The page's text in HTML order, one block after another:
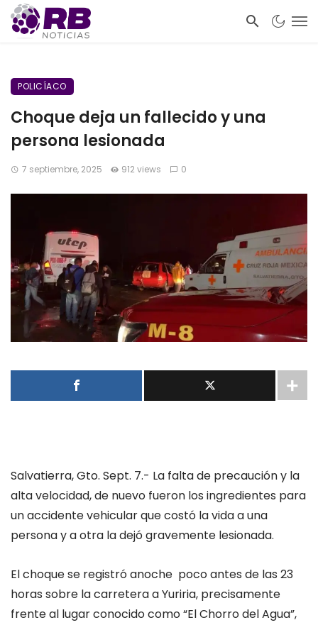
POLICÍACO
Choque deja un fallecido y una
persona lesionada
7 septiembre, 2025 912 views 0
Salvatierra, Gto. Sept. 7.- La falta de precaución y la
alta velocidad, de nuevo fueron los ingredientes para
un accidente vehicular que costó la vida a una
persona y a otra la dejó gravemente lesionada.
El choque se registró anoche poco antes de las 23
horas sobre la carretera a Yuriria, precisamente
frente al lugar conocido como “El Chorro del Agua”,